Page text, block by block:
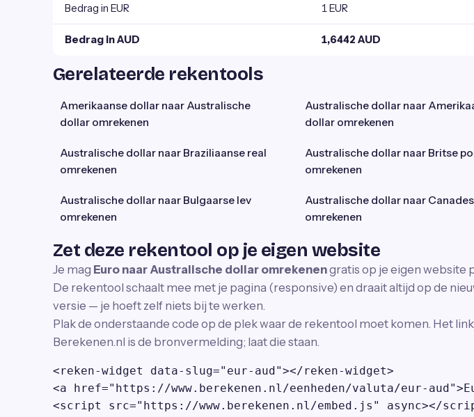
Bedrag in EUR 1 EUR
Bedrag in AUD 1,6442 AUD
Gerelateerde rekentools
Amerikaanse dollar naar Australische
dollar omrekenen
Australische dollar naar
dollar omrekenen
Australische dollar naar Braziliaanse real
omrekenen
Australische dollar naar Britse
omrekenen
Australische dollar naar Bulgaarse lev
omrekenen
Australische dollar naar
omrekenen
Zet deze rekentool op je eigen website
Je mag Euro naar Australische dollar omrekenengratis op je eigen website
De rekentool schaalt mee met je pagina (responsive) en draait altijd op de
versie — je hoeft zelf niets bij te werken.
Plak de onderstaande code op de plek waar de rekentool moet komen. Het
Berekenen.nl is de bronvermelding; laat die staan.
<reken-widget data-slug="eur-aud"></reken-widget>
<a href="https://www.berekenen.nl/eenheden/valuta/eur-
<script src="https://www.berekenen.nl/embed.js" async></